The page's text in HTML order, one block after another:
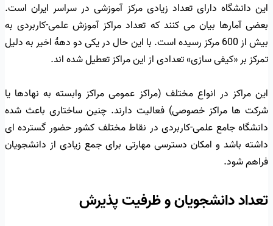
این دانشگاه دارای تعداد زیادی مرکز آموزشی در سراسر ایران است.
بعضی آمارها بیان می کنند که تعداد مراکز آموزش علمی-کاربردی به
بیش از 600 مرکز رسیده است. با این حال در یکی دو دهۀ اخیر به دلیل
تمرکز بر «کیفی سازی» تعدادی از این مراکز تعطیل شده اند.
این مراکز در انواع مختلف (مراکز عمومی مراکز وابسته به نهادها یا
شرکت ها مراکز خصوصی) فعالیت دارند. چنین ساختاری باعث شده
دانشگاه جامع علمی-کاربردی در نقاط مختلف کشور حضور گسترده ای
داشته باشد و امکان دسترسی مهارتی برای جمع زیادی از دانشجویان
فراهم شود.
تعداد دانشجویان و ظرفیت پذیرش